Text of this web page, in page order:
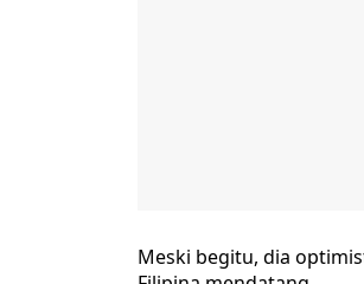
Meski begitu, dia